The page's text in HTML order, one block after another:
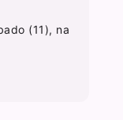
(11), na